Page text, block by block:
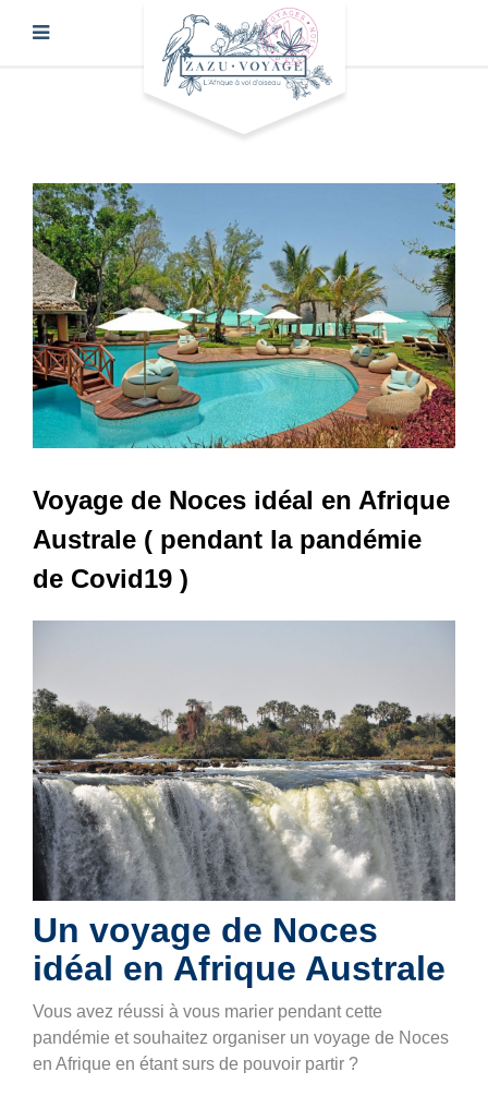
Voyage de Noces idéal en Afrique
Australe ( pendant la pandémie
de Covid19 )
Un voyage de Noces
idéal en Afrique Australe
Vous avez réussi à vous marier pendant cette
pandémie et souhaitez organiser un voyage de Noces
en Afrique en étant surs de pouvoir partir ?